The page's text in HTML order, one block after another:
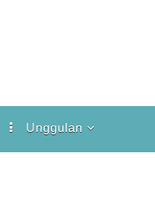
Unggulan
Ariston